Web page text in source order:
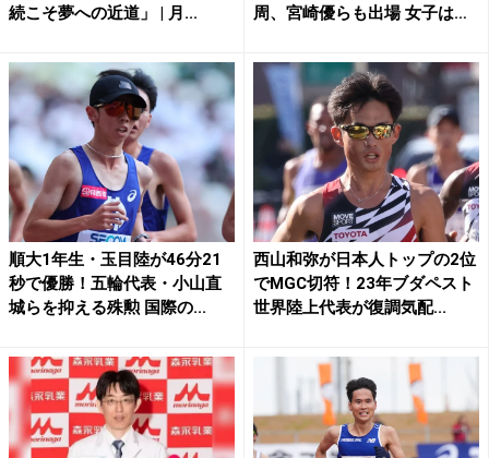
続こそ夢への近道」 | 月...
周、宮崎優らも出場 女子は
順大1年生・玉目陸が46分21
秒で優勝！五輪代表・小山直
城らを抑える殊勲 国際の...
西山和弥が日本人トップの2位
でMGC切符！23年ブダペスト
世界陸上代表が復調気配...